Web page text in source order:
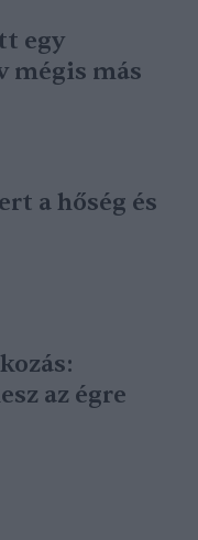
egy
mégis más
a hőség és
az égre